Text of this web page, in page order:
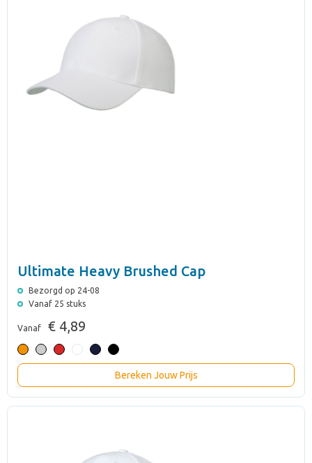
Ultimate Heavy Brushed Cap
Bezorgd op 24-08
Vanaf 25 stuks
Vanaf € 4,89
Bereken Jouw Prijs